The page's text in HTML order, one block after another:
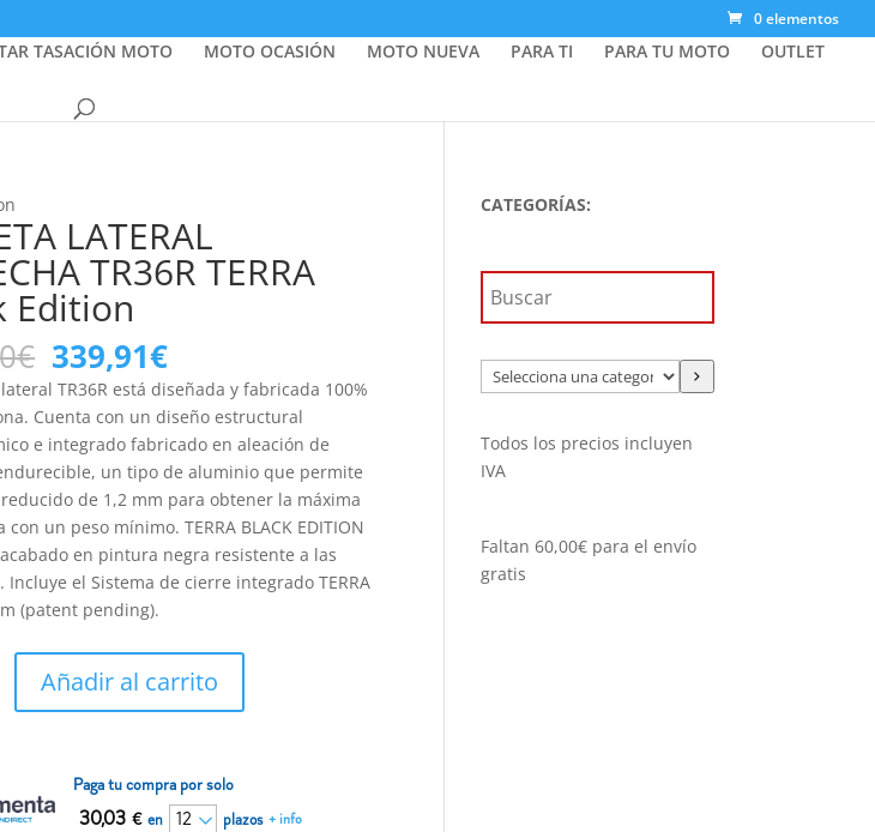
0 elementos
TASACIÓN MOTO MOTO OCASIÓN MOTO NUEVA PARA TI PARA TU MOTO OUTLET
LATERAL
TR36R TERRA
Edition
€ El
precio
original
era:
399,90€.
339,91€El
precio
actual
es:
339,91€.
TR36R está diseñada y fabricada 100%
Cuenta con un diseño estructural
e integrado fabricado en aleación de
un tipo de aluminio que permite
de 1,2 mm para obtener la máxima
con un peso mínimo. TERRA BLACK EDITION
en pintura negra resistente a las
Incluye el Sistema de cierre integrado TERRA
(patent pending).
Añadir al carrito
Paga tu compra por solo
30,03 € en plazos + info
CATEGORÍAS:
Selecciona
una
Todos los precios incluyen
IVA
Faltan60,00€ para el envío
gratis